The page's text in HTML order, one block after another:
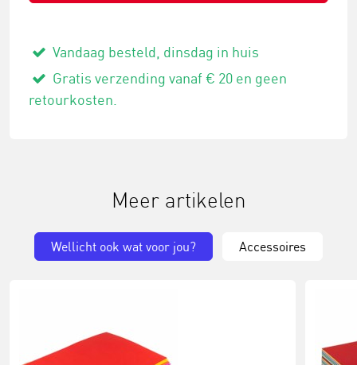
Vandaag besteld, dinsdag in huis
Gratis verzending vanaf € 20 en geen
retourkosten.
Meer artikelen
Wellicht ook wat voor jou? Accessoires